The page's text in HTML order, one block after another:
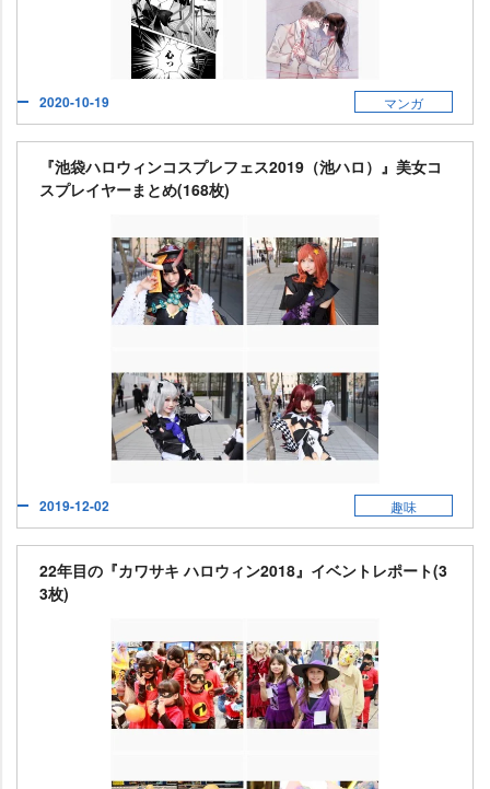
2020-10-19 マンガ
『池袋ハロウィンコスプレフェス2019（池ハロ）』美女コ
スプレイヤーまとめ(168枚)
2019-12-02 趣味
22年目の『カワサキ ハロウィン2018』イベントレポート(3
3枚)